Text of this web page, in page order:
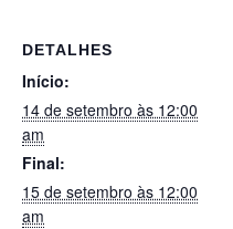
DETALHES
Início:
14 de setembro às 12:00
am
Final:
15 de setembro às 12:00
am